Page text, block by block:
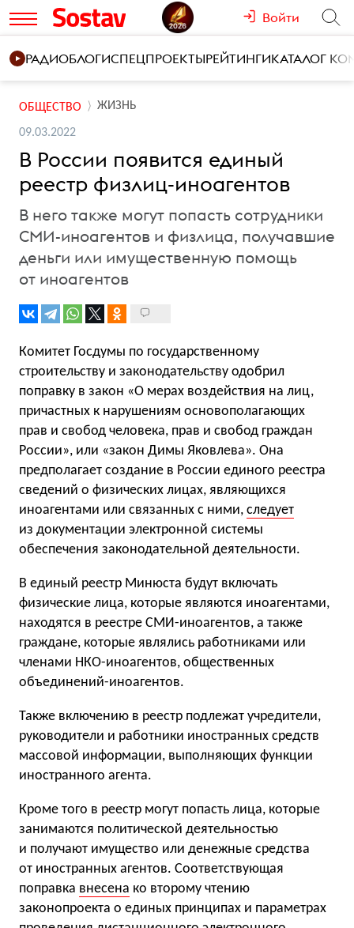
Войти
РАДИОБЛОГИСПЕЦПРОЕКТЫРЕЙТИНГИКАТАЛОГ
ОБЩЕСТВО ЖИЗНЬ
09.03.2022
В России появится единый
реестр физлиц-иноагентов
В него также могут попасть сотрудники
СМИ-иноагентов и физлица, получавшие
деньги или имущественную помощь
от иноагентов
Комитет Госдумы по государственному
строительству и законодательству одобрил
поправку в закон «О мерах воздействия на лиц,
причастных к нарушениям основополагающих
прав и свобод человека, прав и свобод граждан
России», или «закон Димы Яковлева». Она
предполагает создание в России единого реестра
сведений о физических лицах, являющихся
иноагентами или связанных с ними, следует
из документации электронной системы
обеспечения законодательной деятельности.
В единый реестр Минюста будут включать
физические лица, которые являются иноагентами,
находятся в реестре СМИ-иноагентов, а также
граждане, которые являлись работниками или
членами НКО-иноагентов, общественных
объединений-иноагентов.
Также включению в реестр подлежат учредители,
руководители и работники иностранных средств
массовой информации, выполняющих функции
иностранного агента.
Кроме того в реестр могут попасть лица, которые
занимаются политической деятельностью
и получают имущество или денежные средства
от иностранных агентов. Соответствующая
поправка внесена ко второму чтению
законопроекта о единых принципах и параметрах